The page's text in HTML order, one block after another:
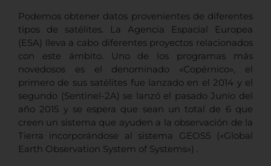
Podemos obtener datos provenientes de diferentes
tipos de satélites. La Agencia Espacial Europea
(ESA) lleva a cabo diferentes proyectos relacionados
con este ámbito. Uno de los programas más
novedosos es el denominado «Copérnico», el
primero de sus satélites fue lanzado en el 2014 y el
segundo (Sentinel-2A) se lanzó el pasado Junio del
año 2015 y se espera que sean un total de 6 que
creen un sistema que ayuden a la observación de la
Tierra incorporándose al sistema GEOSS («Global
Earth Observation System of Systems») .